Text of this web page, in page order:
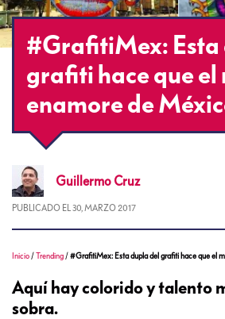
#GrafitiMex: Esta
grafiti hace que el
enamore de
Guillermo Cruz
PUBLICADO EL 30, MARZO 2017
Inicio /Trending /#GrafitiMex: Esta dupla del grafiti hace que el
Aquí hay colorido y talento
sobra.